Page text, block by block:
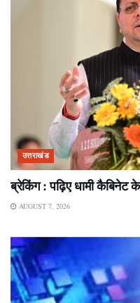
उत्तराखंड
ब्रेकिंग : पढ़िए धामी कैबिनेट
AUGUST 7, 2026